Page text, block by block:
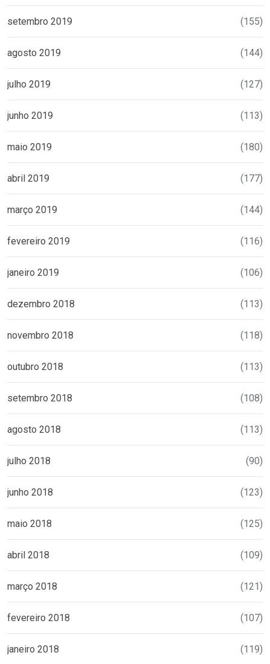
setembro 2019 (155)
agosto 2019 (144)
julho 2019 (127)
junho 2019 (113)
maio 2019 (180)
abril 2019 (177)
março 2019 (144)
fevereiro 2019 (116)
janeiro 2019 (106)
dezembro 2018 (113)
novembro 2018 (118)
outubro 2018 (113)
setembro 2018 (108)
agosto 2018 (113)
julho 2018 (90)
junho 2018 (123)
maio 2018 (125)
abril 2018 (109)
março 2018 (121)
fevereiro 2018 (107)
janeiro 2018 (119)